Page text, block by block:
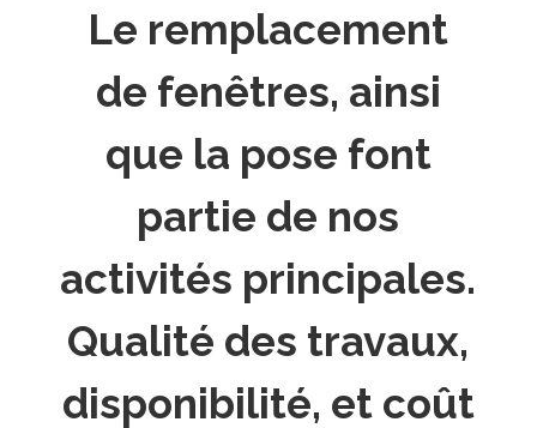
Le remplacement
de fenêtres, ainsi
que la pose font
partie de nos
activités principales.
Qualité des travaux,
disponibilité, et coût